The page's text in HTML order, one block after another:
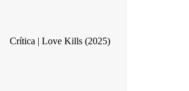
Crítica | Love Kills (2025)